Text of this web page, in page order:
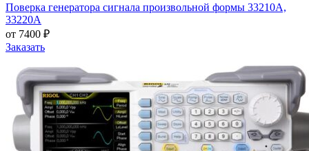
Поверка генератора сигнала произвольной формы 33210A,
33220A
от 7400 ₽
Заказать